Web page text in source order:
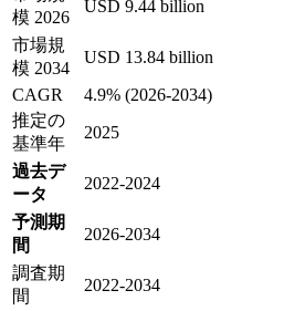
模 2026
USD 9.44 billion
市場規
模 2034
USD 13.84 billion
CAGR
4.9% (2026-2034)
推定の
基準年
2025
過去デ
ータ
2022-2024
予測期
間
2026-2034
調査期
間
2022-2034